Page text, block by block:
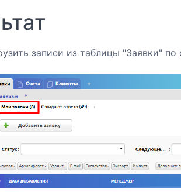
записи из таблицы "Заявки"